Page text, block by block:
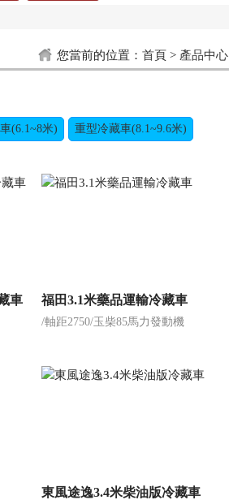
您當前的位置： 首頁 > 產品中心
(6.1~8米) 重型冷藏車(8.1~9.6米)
車 福田3.1米藥品運輸冷藏車
/軸距2750/玉柴85馬力發動機
東風途逸3.4米柴油版冷藏車